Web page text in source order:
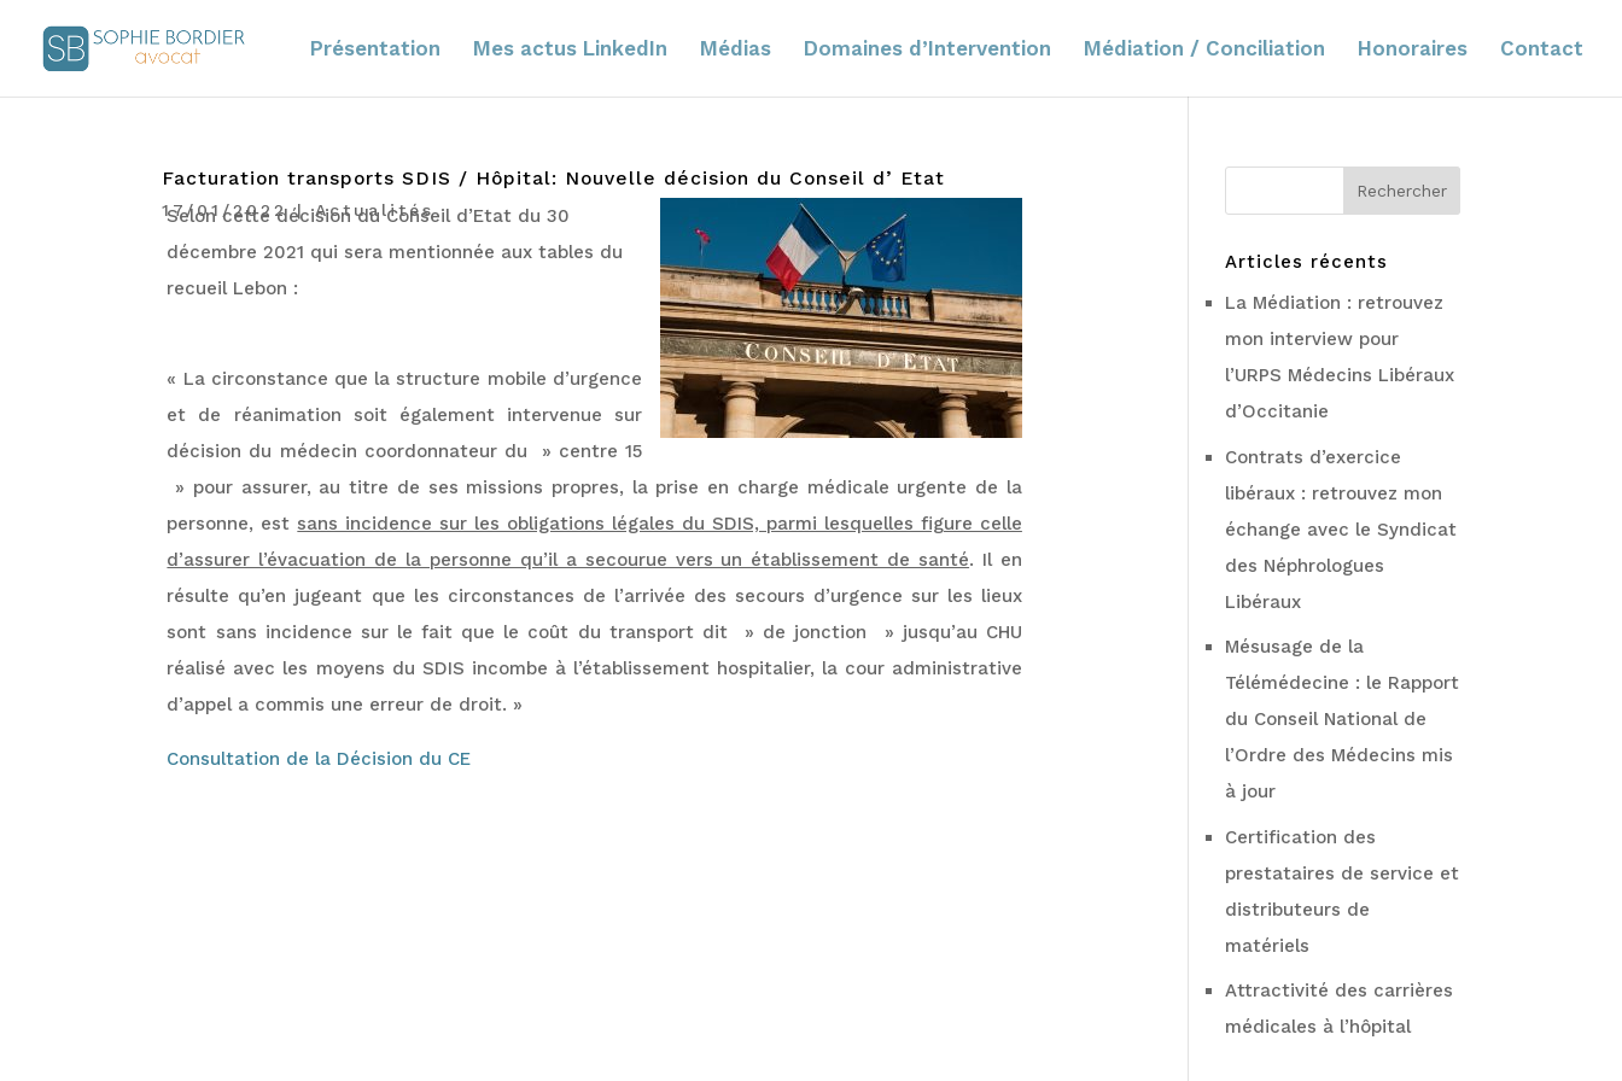
Présentation Mes actus LinkedIn Médias Domaines d’Intervention Médiation / Conciliation Honoraires Contact
Facturation transports SDIS / Hôpital: Nouvelle décision du Conseil d’ Etat
17/01/2022|Actualités
Selon cette décision du Conseil d’Etat du 30
décembre 2021 qui sera mentionnée aux tables du
recueil Lebon :
« La circonstance que la structure mobile d’urgence
et de réanimation soit également intervenue sur
décision du médecin coordonnateur du » centre 15
» pour assurer, au titre de ses missions propres, la prise en charge médicale urgente de la
personne, est sans incidence sur les obligations légales du SDIS, parmi lesquelles figure celle
d’assurer l’évacuation de la personne qu’il a secourue vers un établissement de santé. Il en
résulte qu’en jugeant que les circonstances de l’arrivée des secours d’urgence sur les lieux
sont sans incidence sur le fait que le coût du transport dit » de jonction » jusqu’au CHU
réalisé avec les moyens du SDIS incombe à l’établissement hospitalier, la cour administrative
d’appel a commis une erreur de droit. »
Consultation de la Décision du CE
Articles récents
La Médiation : retrouvez
mon interview pour
l’URPS Médecins Libéraux
d’Occitanie
Contrats d’exercice
libéraux : retrouvez mon
échange avec le Syndicat
des Néphrologues
Libéraux
Mésusage de la
Télémédecine : le Rapport
du Conseil National de
l’Ordre des Médecins mis
à jour
Certification des
prestataires de service et
distributeurs de
matériels
Attractivité des carrières
médicales à l’hôpital